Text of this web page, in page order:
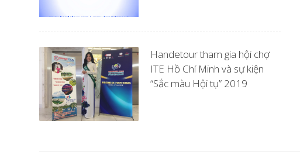
Handetour tham gia hội chợ
ITE Hồ Chí Minh và sự kiện
“Sắc màu Hội tụ” 2019